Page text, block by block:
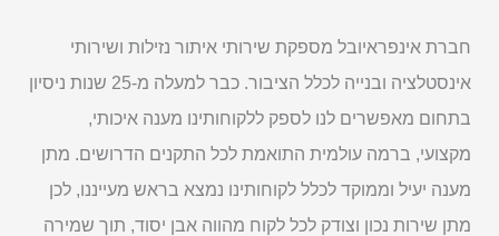
חברת אינפראיובל מספקת שירותי איתור נזילות ושירותי
אינסטלציה ובנייה לכלל הציבור. כבר למעלה מ-25 שנות ניסיון
בתחום מאפשרים לנו לספק ללקוחותינו מענה איכותי,
מקצועי, ברמה עולמית התואמת לכל התקנים הדרושים. מתן
מענה יעיל וממוקד לכלל לקוחותינו נמצא בראש מעייננו, לכן
מתן שירות נכון וצודק לכל לקוח מהווה אבן יסוד, תוך שמירה